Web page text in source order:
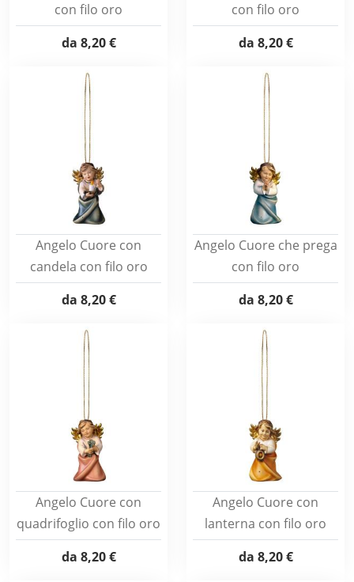
con filo oro
da 8,20 €
con filo oro
da 8,20 €
Angelo Cuore con
candela con filo oro
da 8,20 €
Angelo Cuore che prega
con filo oro
da 8,20 €
Angelo Cuore con
quadrifoglio con filo oro
da 8,20 €
Angelo Cuore con
lanterna con filo oro
da 8,20 €